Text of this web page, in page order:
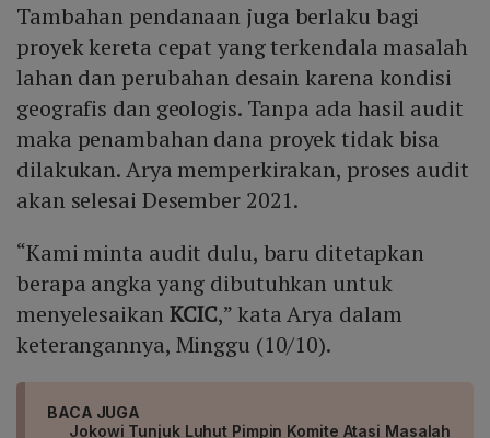
Tambahan pendanaan juga berlaku bagi
proyek kereta cepat yang terkendala masalah
lahan dan perubahan desain karena kondisi
geografis dan geologis. Tanpa ada hasil audit
maka penambahan dana proyek tidak bisa
dilakukan. Arya memperkirakan, proses audit
akan selesai Desember 2021.
“Kami minta audit dulu, baru ditetapkan
berapa angka yang dibutuhkan untuk
menyelesaikan KCIC,” kata Arya dalam
keterangannya, Minggu (10/10).
BACA JUGA
Jokowi Tunjuk Luhut Pimpin Komite Atasi Masalah